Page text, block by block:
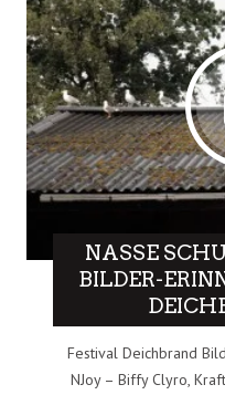
NASSE
BILDER-
Festival Deichbrand
NJoy – Biffy Clyro,